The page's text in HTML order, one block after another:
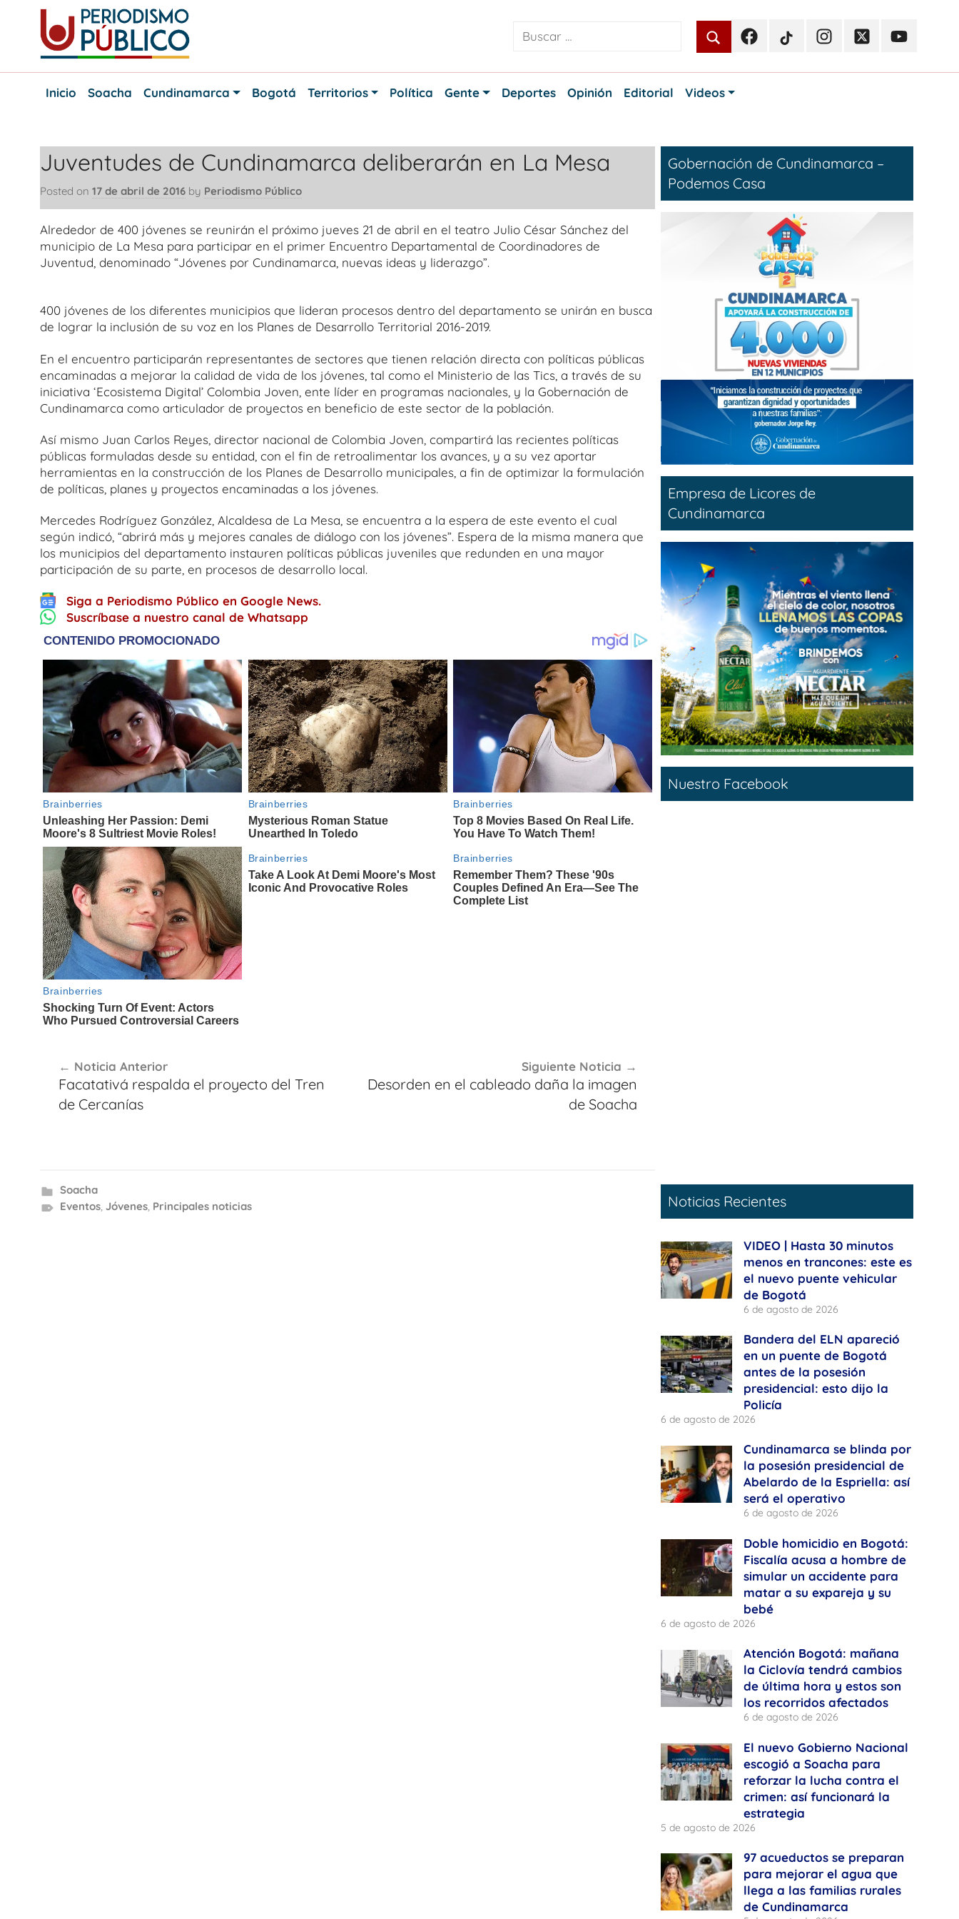
content
Periodismo
Noticias
Bogotá
FacebookTikTokInstagramTwitterYoutube
Inicio
Soacha Cundinamarca Bogotá Territorios Política Gente Deportes Opinión Editorial Videos
Juventudes de Cundinamarca deliberarán en La Mesa
Posted on 17 de abril de 2016 by Periodismo Público
Alrededor de 400 jóvenes se reunirán el próximo jueves 21 de abril en el teatro Julio César Sánchez del
municipio de La Mesa para participar en el primer Encuentro Departamental de Coordinadores de
Juventud, denominado “Jóvenes por Cundinamarca, nuevas ideas y liderazgo”.
400 jóvenes de los diferentes municipios que lideran procesos dentro del departamento se unirán en busca
de lograr la inclusión de su voz en los Planes de Desarrollo Territorial 2016-2019.
En el encuentro participarán representantes de sectores que tienen relación directa con políticas públicas
encaminadas a mejorar la calidad de vida de los jóvenes, tal como el Ministerio de las Tics, a través de su
iniciativa ‘Ecosistema Digital’ Colombia Joven, ente líder en programas nacionales, y la Gobernación de
Cundinamarca como articulador de proyectos en beneficio de este sector de la población.
Así mismo Juan Carlos Reyes, director nacional de Colombia Joven, compartirá las recientes políticas
públicas formuladas desde su entidad, con el fin de retroalimentar los avances, y a su vez aportar
herramientas en la construcción de los Planes de Desarrollo municipales, a fin de optimizar la formulación
de políticas, planes y proyectos encaminadas a los jóvenes.
Mercedes Rodríguez González, Alcaldesa de La Mesa, se encuentra a la espera de este evento el cual
según indicó, “abrirá más y mejores canales de diálogo con los jóvenes”. Espera de la misma manera que
los municipios del departamento instauren políticas públicas juveniles que redunden en una mayor
participación de su parte, en procesos de desarrollo local.
Siga a Periodismo Público en Google News.
Suscríbase a nuestro canal de Whatsapp
de
entradas
Noticia Anterior
Facatativá respalda el proyecto del Tren
de Cercanías
Siguiente Noticia
Desorden en el cableado daña la imagen
de Soacha
Soacha
Eventos, Jóvenes, Principales noticias
Gobernación de Cundinamarca –
Podemos Casa
Empresa de Licores de
Cundinamarca
Nuestro Facebook
Noticias Recientes
VIDEO | Hasta 30 minutos
menos en trancones: este es
el nuevo puente vehicular
de Bogotá
6 de agosto de 2026
Bandera del ELN apareció
en un puente de Bogotá
antes de la posesión
presidencial: esto dijo la
Policía
6 de agosto de 2026
Cundinamarca se blinda por
la posesión presidencial de
Abelardo de la Espriella: así
será el operativo
6 de agosto de 2026
Doble homicidio en Bogotá:
Fiscalía acusa a hombre de
simular un accidente para
matar a su expareja y su
bebé
6 de agosto de 2026
Atención Bogotá: mañana
la Ciclovía tendrá cambios
de última hora y estos son
los recorridos afectados
6 de agosto de 2026
El nuevo Gobierno Nacional
escogió a Soacha para
reforzar la lucha contra el
crimen: así funcionará la
estrategia
5 de agosto de 2026
97 acueductos se preparan
para mejorar el agua que
llega a las familias rurales
de Cundinamarca